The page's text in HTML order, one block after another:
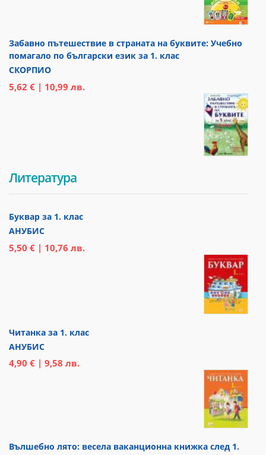
Забавно пътешествие в страната на буквите: Учебно
помагало по български език за 1. клас
СКОРПИО
5,62 € | 10,99 лв.
Литература
Буквар за 1. клас
АНУБИС
5,50 € | 10,76 лв.
Читанка за 1. клас
АНУБИС
4,90 € | 9,58 лв.
Вълшебно лято: весела ваканционна книжка след 1.